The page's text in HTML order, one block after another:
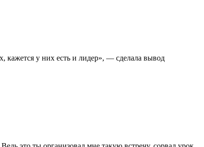
кажется у них есть и лидер», — сделала вывод